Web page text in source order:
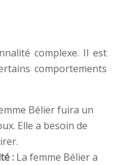
complexe. Il est
comportements
Bélier fuira un
Elle a besoin de
: La femme Bélier a